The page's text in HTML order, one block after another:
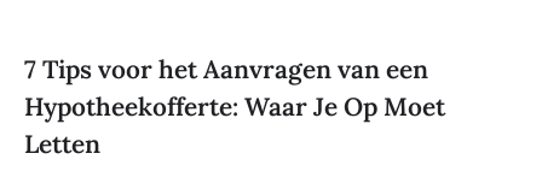
7 Tips voor het Aanvragen van een
Hypotheekofferte: Waar Je Op Moet
Letten